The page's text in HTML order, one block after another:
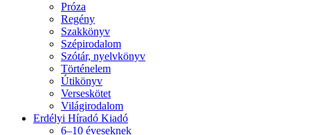
Próza
Regény
Szakkönyv
Szépirodalom
Szótár, nyelvkönyv
Történelem
Útikönyv
Verseskötet
Világirodalom
Erdélyi Híradó Kiadó
6–10 éveseknek